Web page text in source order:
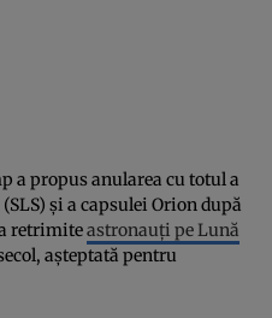
propus anularea cu totul a
și a capsulei Orion după
retrimiteastronauți pe Lună
așteptată pentru